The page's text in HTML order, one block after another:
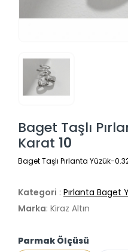
Baget Taşlı
Karat 10
Baget Taşlı Pırlanta Yüzük-
Kategori : Pırlanta Baget
Marka: Kiraz Altın
Parmak Ölçüsü